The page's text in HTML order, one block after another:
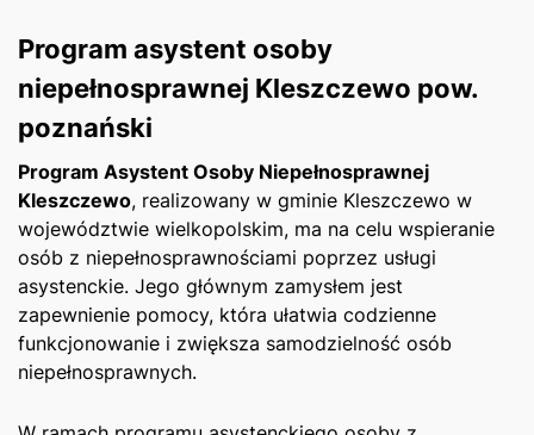
Program asystent osoby
niepełnosprawnej Kleszczewo pow.
poznański
Program Asystent Osoby Niepełnosprawnej
Kleszczewo, realizowany w gminie Kleszczewo w
województwie ‌wielkopolskim, ma na celu wspieranie
osób ‌z niepełnosprawnościami poprzez usługi
asystenckie. Jego głównym zamysłem jest
zapewnienie pomocy, która ułatwia codzienne
funkcjonowanie i ​zwiększa samodzielność osób
niepełnosprawnych.